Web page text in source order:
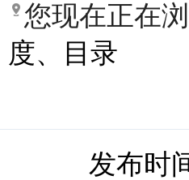
您现在正在
度、目录
发布时